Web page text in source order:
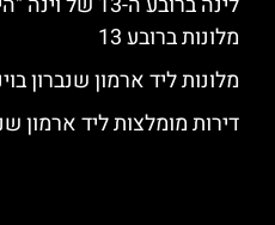
מלונות ברובע 13
מלונות ליד ארמון שנברון
דירות מומלצות ליד ארמון